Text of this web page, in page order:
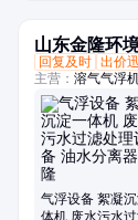
山东金隆环
回复及时 出价
主营： 溶气气浮
理设备、固液分
水机、砂水分离
气浮设备 絮凝